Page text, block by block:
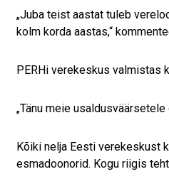
„Juba teist aastat tuleb
kolm korda aastas,“
PERHi verekeskus valmistas
„Tänu meie
Kõiki nelja Eesti verekeskust
esmadoonorid. Kogu riigis